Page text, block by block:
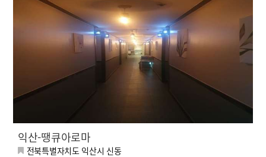
익산-땡큐아로마
전북특별자치도 익산시 신동